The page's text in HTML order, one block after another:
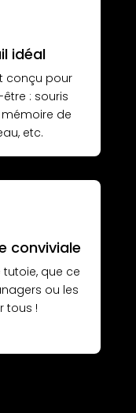
idéal
conçu pour
: souris
de
etc.
conviviale
que ce
ou les
tous !